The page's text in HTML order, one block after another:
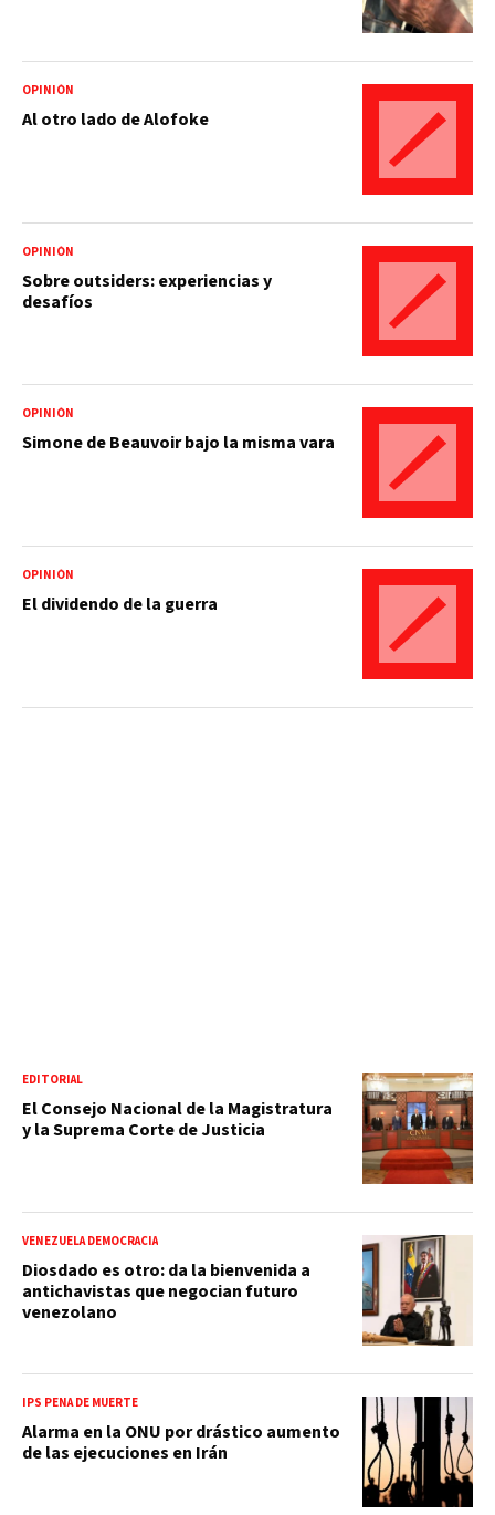
OPINIÓN
Al otro lado de Alofoke
OPINIÓN
Sobre outsiders: experiencias y
desafíos
OPINIÓN
Simone de Beauvoir bajo la misma vara
OPINIÓN
El dividendo de la guerra
EDITORIAL
El Consejo Nacional de la Magistratura
y la Suprema Corte de Justicia
VENEZUELA DEMOCRACIA
Diosdado es otro: da la bienvenida a
antichavistas que negocian futuro
venezolano
IPS PENA DE MUERTE
Alarma en la ONU por drástico aumento
de las ejecuciones en Irán